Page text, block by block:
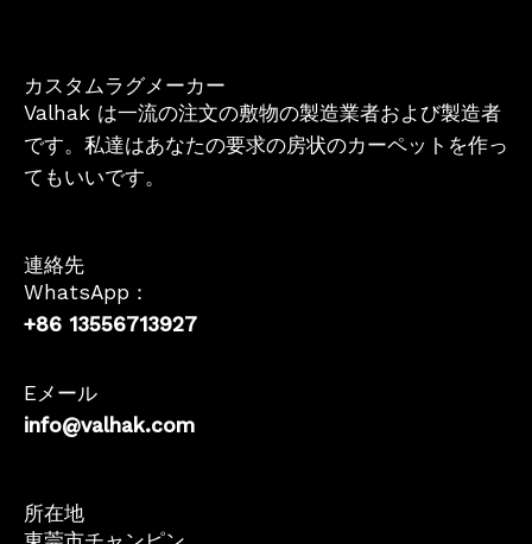
カスタムラグメーカー
Valhak は一流の注文の敷物の製造業者および製造者
です。私達はあなたの要求の房状のカーペットを作っ
てもいいです。
連絡先
WhatsApp：
+86 13556713927
Eメール
info@valhak.com
所在地